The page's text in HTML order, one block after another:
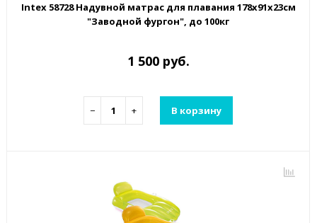
Intex 58728 Надувной матрас для плавания 178х91х23см
"Заводной фургон", до 100кг
1 500 руб.
− + В корзину